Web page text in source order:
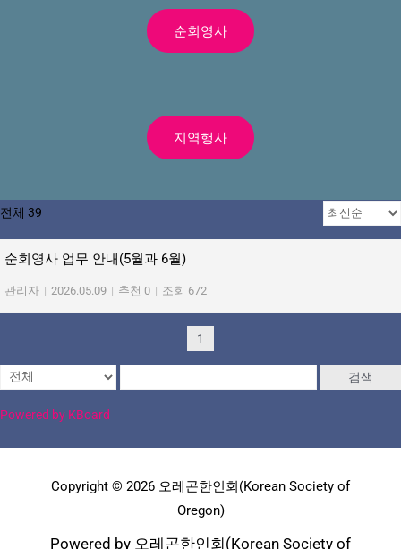
순회영사
지역행사
전체 39
순회영사 업무 안내(5월과 6월)
관리자 | 2026.05.09 | 추천 0 | 조회 672
1
검색
Powered by KBoard
Copyright © 2026 오레곤한인회(Korean Society of
Oregon)
Powered by 오레곤한인회(Korean Society of